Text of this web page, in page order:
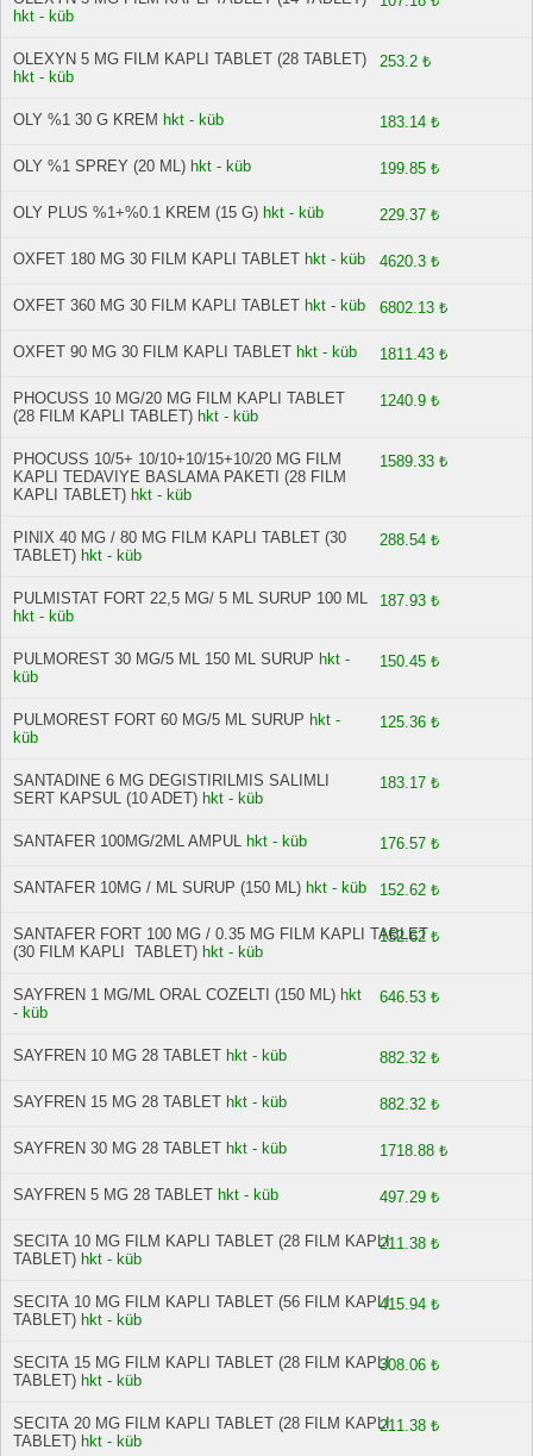
hkt - küb
OLEXYN 5 MG FILM KAPLI TABLET (28 TABLET)
hkt - küb
253.2 ₺
OLY %1 30 G KREM hkt - küb 183.14 ₺
OLY %1 SPREY (20 ML) hkt - küb 199.85 ₺
OLY PLUS %1+%0.1 KREM (15 G) hkt - küb 229.37 ₺
OXFET 180 MG 30 FILM KAPLI TABLET hkt - küb 4620.3 ₺
OXFET 360 MG 30 FILM KAPLI TABLET hkt - küb 6802.13 ₺
OXFET 90 MG 30 FILM KAPLI TABLET hkt - küb 1811.43 ₺
PHOCUSS 10 MG/20 MG FILM KAPLI TABLET
(28 FILM KAPLI TABLET) hkt - küb
1240.9 ₺
PHOCUSS 10/5+ 10/10+10/15+10/20 MG FILM
KAPLI TEDAVIYE BASLAMA PAKETI (28 FILM
KAPLI TABLET) hkt - küb
1589.33 ₺
PINIX 40 MG / 80 MG FILM KAPLI TABLET (30
TABLET) hkt - küb
288.54 ₺
PULMISTAT FORT 22,5 MG/ 5 ML SURUP 100 ML
hkt - küb
187.93 ₺
PULMOREST 30 MG/5 ML 150 ML SURUP hkt -
küb
150.45 ₺
PULMOREST FORT 60 MG/5 ML SURUP hkt -
küb
125.36 ₺
SANTADINE 6 MG DEGISTIRILMIS SALIMLI
SERT KAPSUL (10 ADET) hkt - küb
183.17 ₺
SANTAFER 100MG/2ML AMPUL hkt - küb 176.57 ₺
SANTAFER 10MG / ML SURUP (150 ML) hkt - küb 152.62 ₺
SANTAFER FORT 100 MG / 0.35 MG FILM KAPLI TABLET
(30 FILM KAPLI TABLET) hkt - küb
152.62 ₺
SAYFREN 1 MG/ML ORAL COZELTI (150 ML) hkt
- küb
646.53 ₺
SAYFREN 10 MG 28 TABLET hkt - küb 882.32 ₺
SAYFREN 15 MG 28 TABLET hkt - küb 882.32 ₺
SAYFREN 30 MG 28 TABLET hkt - küb 1718.88 ₺
SAYFREN 5 MG 28 TABLET hkt - küb 497.29 ₺
SECITA 10 MG FILM KAPLI TABLET (28 FILM KAPLI
TABLET) hkt - küb
211.38 ₺
SECITA 10 MG FILM KAPLI TABLET (56 FILM KAPLI
TABLET) hkt - küb
415.94 ₺
SECITA 15 MG FILM KAPLI TABLET (28 FILM KAPLI
TABLET) hkt - küb
308.06 ₺
SECITA 20 MG FILM KAPLI TABLET (28 FILM KAPLI
TABLET) hkt - küb
211.38 ₺